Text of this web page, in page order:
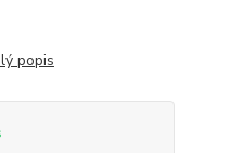
popis